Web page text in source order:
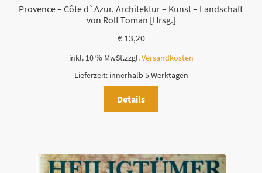
Provence – Côte d`Azur. Architektur – Kunst – Landschaft
von Rolf Toman [Hrsg.]
€13,20
inkl. 10 % MwSt.zzgl.Versandkosten
Lieferzeit: innerhalb 5 Werktagen
Details